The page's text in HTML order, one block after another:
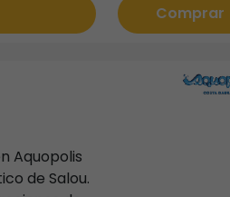
Comprar
Aquopolis
de Salou.